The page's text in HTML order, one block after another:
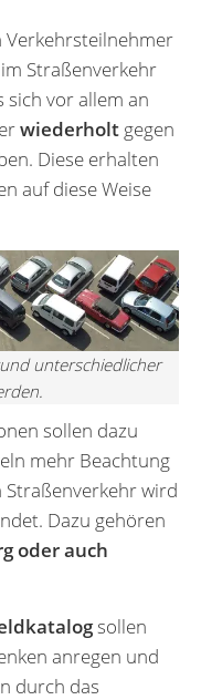
Verkehrsteilnehmer
Straßenverkehr
sich vor allem an
wiederholt gegen
Diese erhalten
auf diese Weise
unterschiedlicher
sollen dazu
mehr Beachtung
Straßenverkehr wird
Dazu gehören
oder auch
sollen
anregen und
durch das